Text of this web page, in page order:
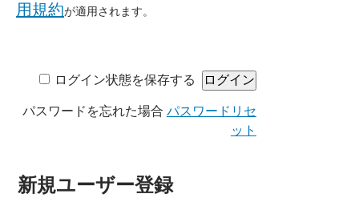
用規約が適用されます。
ログイン状態を保存する
パスワードを忘れた場合 パスワードリセ
ット
新規ユーザー登録